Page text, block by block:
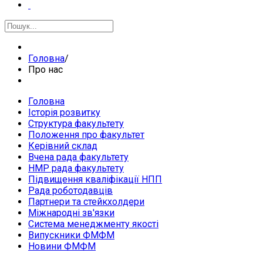
Головна/
Про нас
Головна
Історія розвитку
Структура факультету
Положення про факультет
Керівний склад
Вчена рада факультету
HМР рада факультету
Підвищення кваліфікації НПП
Рада роботодавців
Партнери та стейкхолдери
Міжнародні зв'язки
Система менеджменту якості
Випускники ФМФМ
Новини ФМФМ